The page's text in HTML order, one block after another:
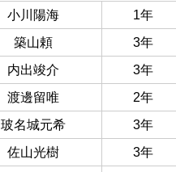
小川陽海 1年
築山頼 3年
内出竣介 3年
渡邊留唯 2年
玻名城元希 3年
佐山光樹 3年